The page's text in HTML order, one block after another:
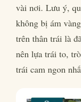
vài nơi. Lưu ý,
không bị ám
trên thân trái là
nên lựa trái to,
trái cam ngon